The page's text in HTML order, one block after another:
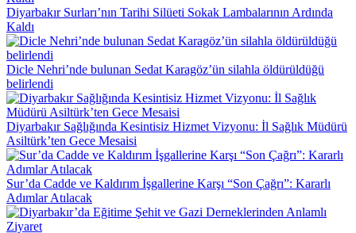
Diyarbakır Surları’nın Tarihi Silüeti Sokak Lambalarının Ardında
Kaldı
Dicle Nehri’nde bulunan Sedat Karagöz’ün silahla öldürüldüğü
belirlendi
Diyarbakır Sağlığında Kesintisiz Hizmet Vizyonu: İl Sağlık Müdürü
Asiltürk’ten Gece Mesaisi
Sur’da Cadde ve Kaldırım İşgallerine Karşı “Son Çağrı”: Kararlı
Adımlar Atılacak